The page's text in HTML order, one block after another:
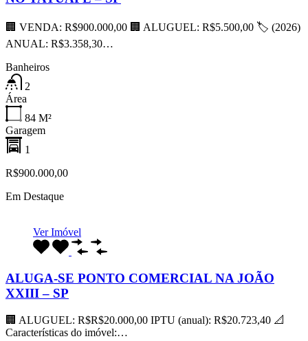
🏢 VENDA: R$900.000,00 🏢 ALUGUEL: R$5.500,00 🏷 (2026)
ANUAL: R$3.358,30…
Banheiros
2
Área
84 M²
Garagem
1
R$900.000,00
Em Destaque
Ver Imóvel
ALUGA-SE PONTO COMERCIAL NA JOÃO
XXIII – SP
🏢 ALUGUEL: R$R$20.000,00 IPTU (anual): R$20.723,40 📐
Características do imóvel:…